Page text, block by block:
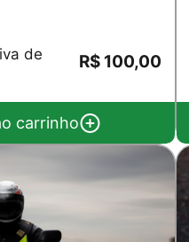
de
R$ 100,00
carrinho